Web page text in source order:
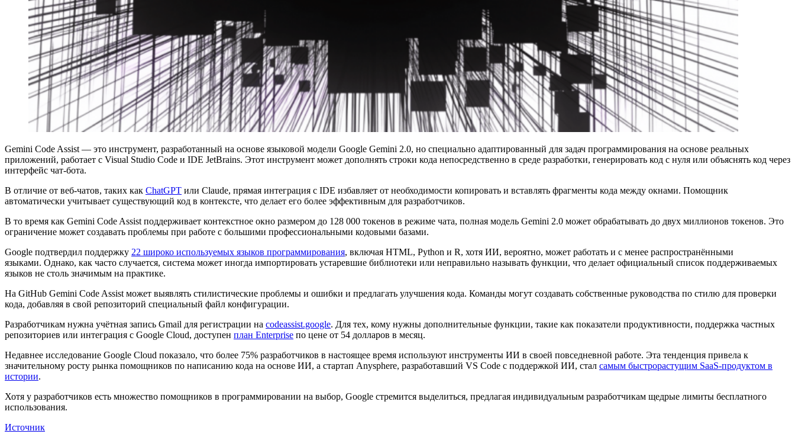
Gemini Code Assist — это инструмент, разработанный на основе языковой модели Google Gemini 2.0, но специально адаптированный для задач программирования на основе реальных
приложений, работает с Visual Studio Code и IDE JetBrains. Этот инструмент может дополнять строки кода непосредственно в среде разработки, генерировать код с нуля или объяснять код через
интерфейс чат-бота.
В отличие от веб-чатов, таких как ChatGPT или Claude, прямая интеграция с IDE избавляет от необходимости копировать и вставлять фрагменты кода между окнами. Помощник
автоматически учитывает существующий код в контексте, что делает его более эффективным для разработчиков.
В то время как Gemini Code Assist поддерживает контекстное окно размером до 128 000 токенов в режиме чата, полная модель Gemini 2.0 может обрабатывать до двух миллионов токенов. Это
ограничение может создавать проблемы при работе с большими профессиональными кодовыми базами.
Google подтвердил поддержку 22 широко используемых языков программирования, включая HTML, Python и R, хотя ИИ, вероятно, может работать и с менее распространёнными
языками. Однако, как часто случается, система может иногда импортировать устаревшие библиотеки или неправильно называть функции, что делает официальный список поддерживаемых
языков не столь значимым на практике.
На GitHub Gemini Code Assist может выявлять стилистические проблемы и ошибки и предлагать улучшения кода. Команды могут создавать собственные руководства по стилю для проверки
кода, добавляя в свой репозиторий специальный файл конфигурации.
Разработчикам нужна учётная запись Gmail для регистрации на codeassist.google. Для тех, кому нужны дополнительные функции, такие как показатели продуктивности, поддержка частных
репозиториев или интеграция с Google Cloud, доступен план Enterprise по цене от 54 долларов в месяц.
Недавнее исследование Google Cloud показало, что более 75% разработчиков в настоящее время используют инструменты ИИ в своей повседневной работе. Эта тенденция привела к
значительному росту рынка помощников по написанию кода на основе ИИ, а стартап Anysphere, разработавший VS Code с поддержкой ИИ, стал самым быстрорастущим SaaS-продуктом в
истории.
Хотя у разработчиков есть множество помощников в программировании на выбор, Google стремится выделиться, предлагая индивидуальным разработчикам щедрые лимиты бесплатного
использования.
Источник